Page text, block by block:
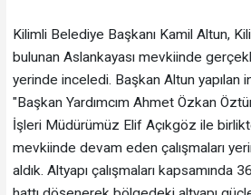
Kilimli Belediye Başkanı Kamil Altun,
bulunan Aslankayası mevkiinde
yerinde inceledi. Başkan Altun yapılan
"Başkan Yardımcım Ahmet Özkan
İşleri Müdürümüz Elif Açıkgöz ile
mevkiinde devam eden çalışmaları
aldık. Altyapı çalışmaları kapsamında